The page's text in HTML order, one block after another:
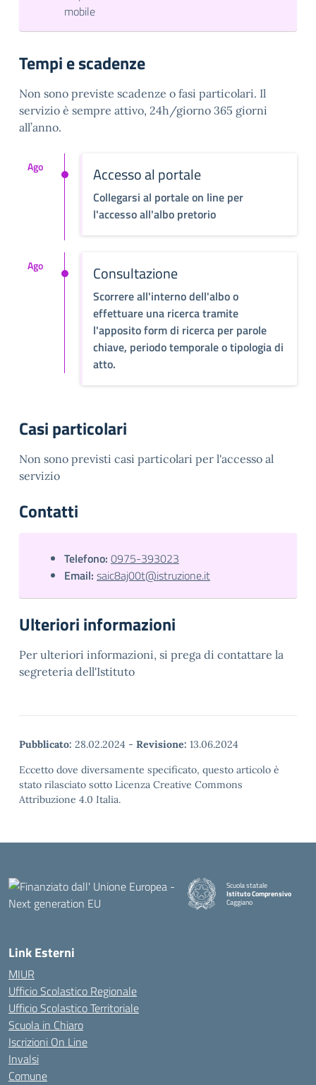
mobile
Tempi e scadenze
Non sono previste scadenze o fasi particolari. Il
servizio è sempre attivo, 24h/giorno 365 giorni
all’anno.
Accesso al portale
Collegarsi al portale on line per
l'accesso all'albo pretorio
Ago
Consultazione
Scorrere all'interno dell'albo o
effettuare una ricerca tramite
l'apposito form di ricerca per parole
chiave, periodo temporale o tipologia di
atto.
Ago
Casi particolari
Non sono previsti casi particolari per l'accesso al
servizio
Contatti
Telefono: 0975-393023
Email: saic8aj00t@istruzione.it
Ulteriori informazioni
Per ulteriori informazioni, si prega di contattare la
segreteria dell'Istituto
Pubblicato: 28.02.2024 - Revisione: 13.06.2024
Eccetto dove diversamente specificato, questo articolo è
stato rilasciato sotto Licenza Creative Commons
Attribuzione 4.0 Italia.
Scuola statale
Istituto Comprensivo
Caggiano
— Visita la pagina iniziale
Link Esterni
MIUR
Ufficio Scolastico Regionale
Ufficio Scolastico Territoriale
Scuola in Chiaro
Iscrizioni On Line
Invalsi
Comune